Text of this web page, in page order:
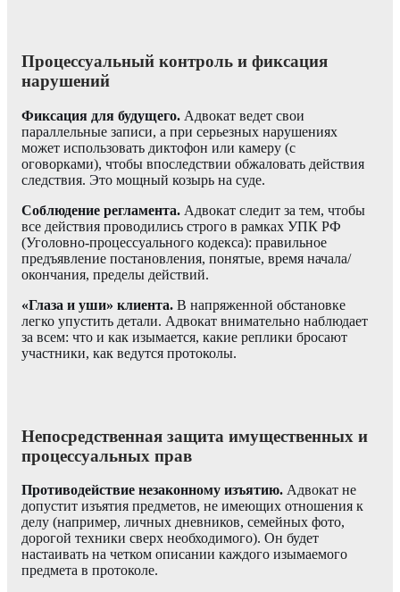
Процессуальный контроль и фиксация
нарушений
Фиксация для будущего. Адвокат ведет свои
параллельные записи, а при серьезных нарушениях
может использовать диктофон или камеру (с
оговорками), чтобы впоследствии обжаловать действия
следствия. Это мощный козырь на суде.
Соблюдение регламента. Адвокат следит за тем, чтобы
все действия проводились строго в рамках УПК РФ
(Уголовно-процессуального кодекса): правильное
предъявление постановления, понятые, время начала/
окончания, пределы действий.
«Глаза и уши» клиента. В напряженной обстановке
легко упустить детали. Адвокат внимательно наблюдает
за всем: что и как изымается, какие реплики бросают
участники, как ведутся протоколы.
Непосредственная защита имущественных и
процессуальных прав
Противодействие незаконному изъятию. Адвокат не
допустит изъятия предметов, не имеющих отношения к
делу (например, личных дневников, семейных фото,
дорогой техники сверх необходимого). Он будет
настаивать на четком описании каждого изымаемого
предмета в протоколе.